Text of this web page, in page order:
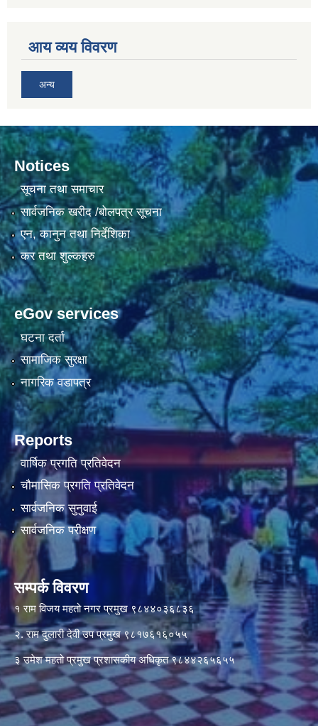
आय व्यय विवरण
अन्य
Notices
सूचना तथा समाचार
सार्वजनिक खरीद /बोलपत्र सूचना
एन, कानुन तथा निर्देशिका
कर तथा शुल्कहरु
eGov services
घटना दर्ता
सामाजिक सुरक्षा
नागरिक वडापत्र
Reports
वार्षिक प्रगति प्रतिवेदन
चौमासिक प्रगति प्रतिवेदन
सार्वजनिक सुनुवाई
सार्वजनिक परीक्षण
सम्पर्क विवरण
१ राम विजय महतो नगर प्रमुख ९८४४०३६८३६
२. राम दुलारी देवी उप प्रमुख ९८१७६१६०५५
३ उमेश महतो प्रमुख प्रशासकीय अधिकृत ९८४४२६५६५५